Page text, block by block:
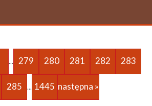
... 279 280 281 282 283
285 ... 1445 następna »